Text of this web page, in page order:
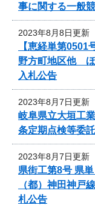
事に関する一般
2023年8月8日更新
【恵経単第
野方町地区他 ほ
入札公告
2023年8月7日更新
岐阜県立大垣工
条定期点検等委
2023年8月7日更新
県街工第8号 県
（都）神田神戸
札公告